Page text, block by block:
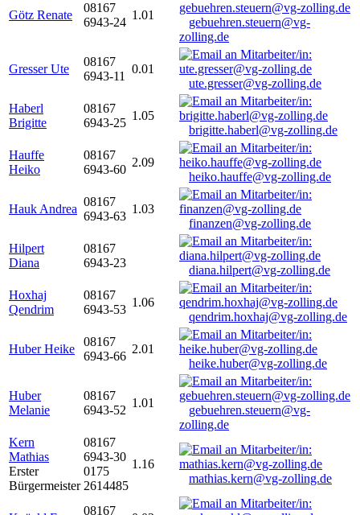
Götz Renate
08167
6943-24
1.01
gebuehren.steuern@vg-
zolling.de
Gresser Ute
08167
6943-11
0.01
ute.gresser@vg-zolling.de
Haberl
Brigitte
08167
6943-25
1.05
brigitte.haberl@vg-zolling.de
Hauffe
Heiko
08167
6943-60
2.09
heiko.hauffe@vg-zolling.de
Hauk Andrea
08167
6943-63
1.03
finanzen@vg-zolling.de
Hilpert
Diana
08167
6943-23
diana.hilpert@vg-zolling.de
Hoxhaj
Qendrim
08167
6943-53
1.06
qendrim.hoxhaj@vg-zolling.de
Huber Heike
08167
6943-66
2.01
heike.huber@vg-zolling.de
Huber
Melanie
08167
6943-52
1.01
gebuehren.steuern@vg-
zolling.de
Kern
Mathias
Erster
Bürgermeister
08167
6943-30
0175
2614485
1.16
mathias.kern@vg-zolling.de
08167